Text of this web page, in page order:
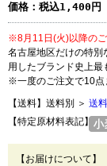
価格： 税込1,400円
※8月11日(火)以降のご
名古屋地区だけの特別
用したブランド史上最
※一度のご注文で10点
【送料】送料別 ＞ 送
【特定原材料表記】
【お届けについて】